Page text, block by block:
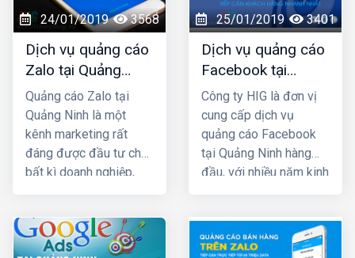
thành công cho rất
nhiều khách hàng trên
khắp Việt Nam.
24/01/2019 3568
Dịch vụ quảng cáo
Zalo tại Quảng
Ninh uy tín và giá
rẻ nhất
Quảng cáo Zalo tại
Quảng Ninh là một
kênh marketing rất
đáng được đầu tư cho
bất kì doanh nghiệp,
dành cho giới trẻ. Bởi lẽ
100% người dùng Zalo
25/01/2019 3401
Dịch vụ quảng cáo
Facebook tại
Quảng Ninh giá rẻ,
uy tín nhất
Công ty HIG là đơn vị
cung cấp dịch vụ
quảng cáo Facebook
tại Quảng Ninh hàng
đầu, với nhiều năm kinh
khách hàng lớn nhỏ ở
Quảng Ninh và toàn